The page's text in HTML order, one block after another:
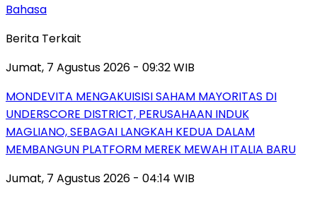
Bahasa
Berita Terkait
Jumat, 7 Agustus 2026 - 09:32 WIB
MONDEVITA MENGAKUISISI SAHAM MAYORITAS DI
UNDERSCORE DISTRICT, PERUSAHAAN INDUK
MAGLIANO, SEBAGAI LANGKAH KEDUA DALAM
MEMBANGUN PLATFORM MEREK MEWAH ITALIA BARU
Jumat, 7 Agustus 2026 - 04:14 WIB